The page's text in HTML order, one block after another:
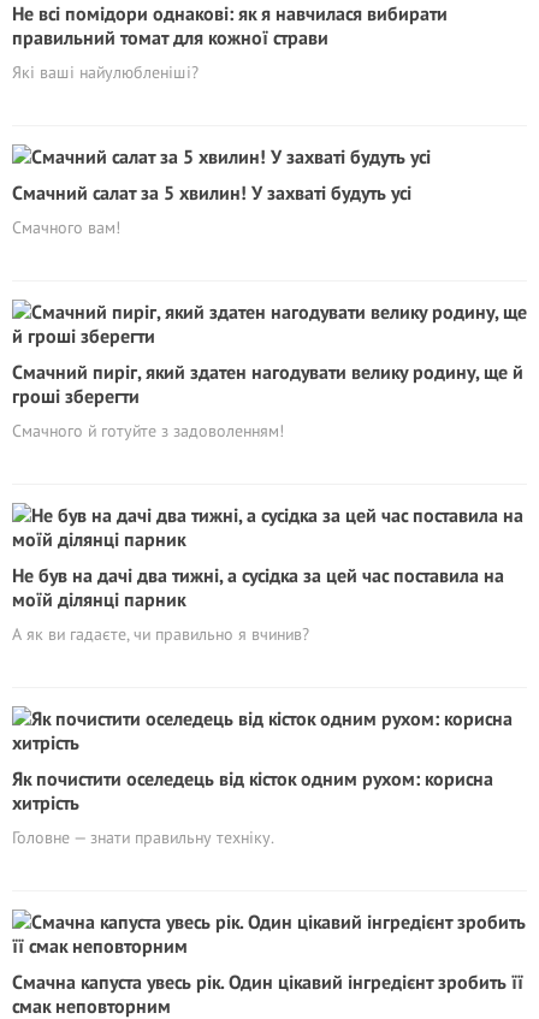
Не всі помідори однакові: як я навчилася вибирати
правильний томат для кожної страви
Які ваші найулюбленіші?
Смачний салат за 5 хвилин! У захваті будуть усі
Смачного вам!
Смачний пиріг, який здатен нагодувати велику родину, ще й
гроші зберегти
Смачного й готуйте з задоволенням!
Не був на дачі два тижні, а сусідка за цей час поставила на
моїй ділянці парник
А як ви гадаєте, чи правильно я вчинив?
Як почистити оселедець від кісток одним рухом: корисна
хитрість
Головне — знати правильну техніку.
Смачна капуста увесь рік. Один цікавий інгредієнт зробить її
смак неповторним